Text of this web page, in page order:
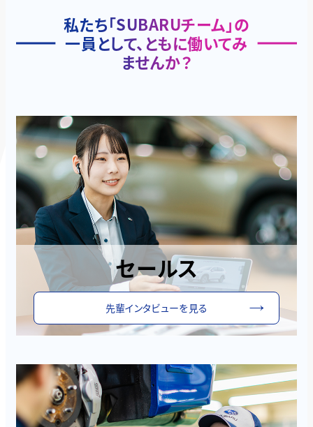
私たち「SUBARUチーム」の
一員 として、ともに働いてみ
ませんか？
セールス
先輩インタビューを見る